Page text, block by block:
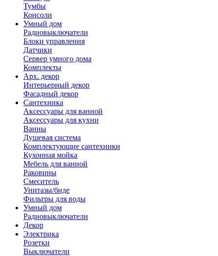
Тумбы
Консоли
Умный дом
Радиовыключатели
Блоки управления
Датчики
Сервер умного дома
Комплекты
Арх. декор
Интерьерный декор
Фасадный декор
Сантехника
Аксессуары для ванной
Аксессуары для кухни
Ванны
Душевая система
Комплектующие сантехники
Кухонная мойка
Мебель для ванной
Раковины
Смеситель
Унитазы/биде
Фильтры для воды
Умный дом
Радиовыключатели
Декор
Электрика
Розетки
Выключатели